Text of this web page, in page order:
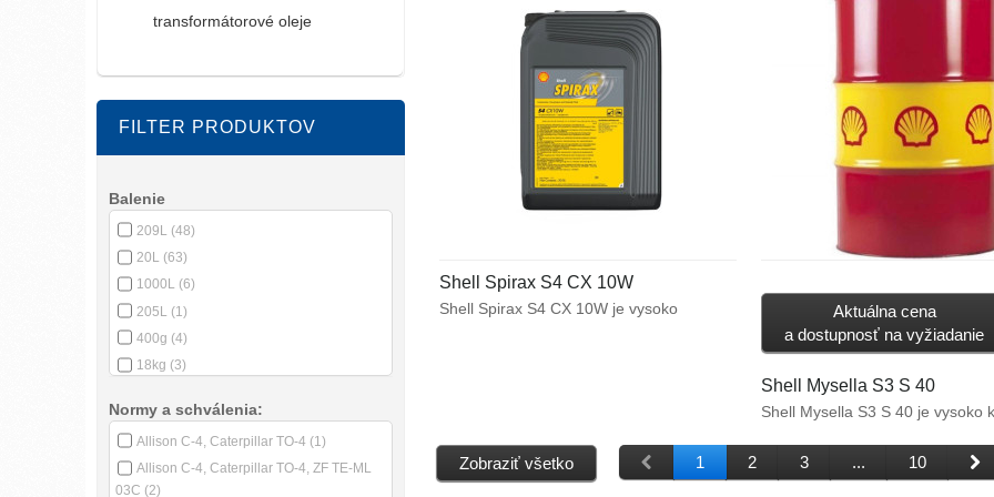
transformátorové oleje
FILTER PRODUKTOV
Balenie
209L
(48)
20L (63)
1000L (6)
205L
(1)
400g (4)
18kg (3)
380g(1)
208L(6)
Normy a schválenia:
Allison C-4, Caterpillar TO-4 (1)
Allison C-4, Caterpillar TO-4, ZF TE-ML
03C (2)
Shell Spirax S4 CX 10W
Shell Spirax S4 CX 10W je vysoko
podmienkach.
Aktuálna cena
a dostupnosť na vyžiadanie
Shell Mysella S3 S 40
Shell Mysella S3 S 40 je vysoko
plyn a pre štvortaktné zážihové
ktoré vyžadujú použitie oleja s
Zobraziť všetko 1 2 3 ... 10